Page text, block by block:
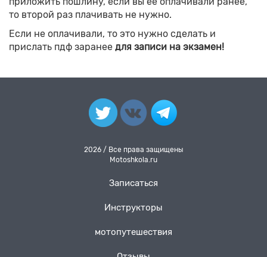
то второй раз плачивать не нужно.
Если не оплачивали, то это нужно сделать и
прислать пдф заранее для записи на экзамен!
2026 / Все права защищены
Motoshkola.ru
Записаться
Инструкторы
мотопутешествия